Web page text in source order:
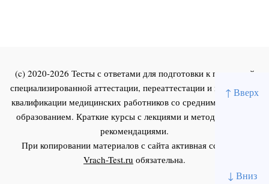
↑ Вверх
↓ Вниз
(c) 2020-2026 Тесты с ответами для подготовки к первичной
специализированной аттестации, переаттестации и повышения
квалификации медицинских работников со средним и высшим
образованием. Краткие курсы с лекциями и методическими
рекомендациями.
При копировании материалов с сайта активная ссылка на
Vrach-Test.ru обязательна.